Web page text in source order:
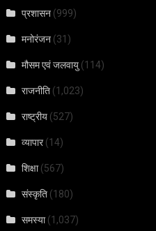
प्रशासन (999)
मनोरंजन (31)
मौसम एवं जलवायु (114)
राजनीति (1,023)
राष्ट्रीय (527)
व्यापार(14)
शिक्षा(567)
संस्कृति (180)
समस्या(1,037)